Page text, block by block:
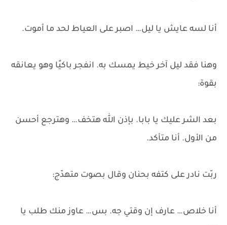
أنا لسه عايش يا ليل… اصبر على العياط لحد ما أموت.
وهنا فقد ليل آخر خيط يمسك به. انفجر باكيًا وهو يعانقه
بقوة:
بعد الشر عليك يا بابا. بإذن الله هتخف… وهترجع أحسن
من الأول. أنا متأكد.
ربّت نادر على كتفه بحنان وقال بصوت متهدّج:
أنا خلاص… عارف إن وقتي جه. بس… عاوز منك طلب يا